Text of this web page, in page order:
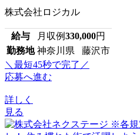
株式会社ロジカル
給与 月収例330,000円
勤務地 神奈川県 藤沢市
＼最短45秒で完了／
応募へ進む
詳しく
見る